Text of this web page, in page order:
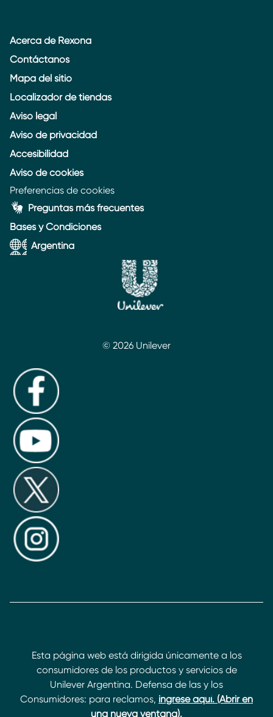
Acerca de Rexona
Contáctanos
Mapa del sitio
Localizador de tiendas
Aviso legal
Aviso de privacidad
Accesibilidad
Aviso de cookies
Preferencias de cookies
Preguntas más frecuentes
Bases y Condiciones
Argentina
© 2026 Unilever
Esta página web está dirigida únicamente a los
consumidores de los productos y servicios de
Unilever Argentina. Defensa de las y los
Consumidores: para reclamos, ingrese aquí. (Abrir en
una nueva ventana).